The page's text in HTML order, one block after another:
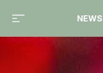
Toute l'actualité sur le